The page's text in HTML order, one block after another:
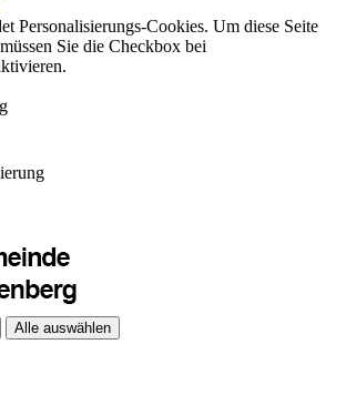
Personalisierungs-Cookies. Um diese Seite
Sie die Checkbox bei
Alle auswählen